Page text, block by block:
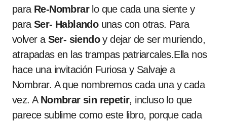
para Re-Nombrar lo que cada una siente y
para Ser- Hablandounas con otras. Para
volver a Ser- siendo y dejar de ser muriendo,
atrapadas en las trampas patriarcales.Ella nos
hace una invitación Furiosa y Salvaje a
Nombrar. A que nombremos cada una y cada
vez. A Nombrar sin repetir, incluso lo que
parece sublime como este libro, porque cada